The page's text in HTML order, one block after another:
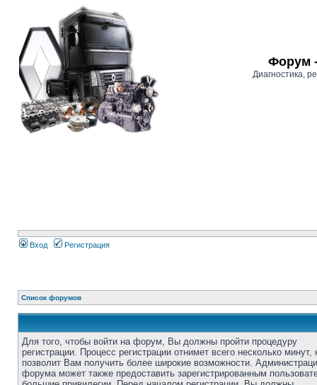
Форум -
Диагностика,
Вход Регистрация
Список форумов
Для того, чтобы войти на форум, Вы должны пройти процедуру
регистрации. Процесс регистрации отнимет всего несколько минут,
позволит Вам получить более широкие возможности.
форума может также предоставить зарегистрированным